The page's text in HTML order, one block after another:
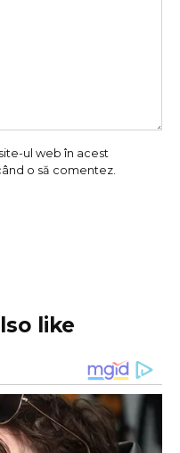
ul web în acest
o să comentez.
like